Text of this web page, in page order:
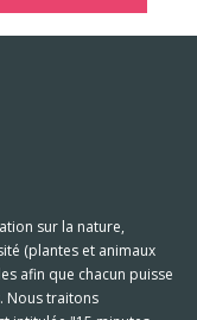
sur la nature,
(plantes et animaux
afin que chacun puisse
Nous traitons